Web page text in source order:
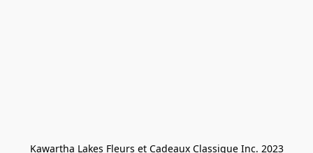
Kawartha Lakes Fleurs et Cadeaux Classique Inc. 2023